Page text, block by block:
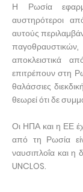
Η Ρωσία
αυστηρότεροι
αυτούς
αποκλειστικά
επιτρέπουν στη
θαλάσσιες
θεωρεί ότι δε
Οι ΗΠΑ και η ΕΕ
από τη Ρωσία
ναυσιπλοΐα και η
UNCLOS.